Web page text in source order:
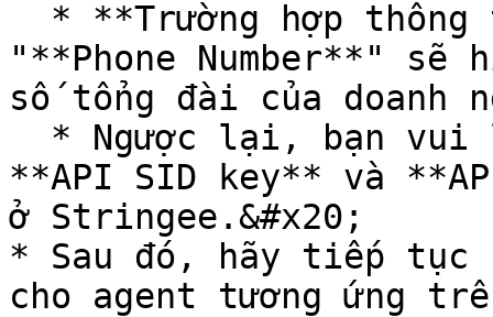
"**Phone Number**" sẽ
số tổng đài của doanh
**API SID key** và
ở Stringee.&#x20;
* Sau đó, hãy tiếp tục
cho agent tương ứng